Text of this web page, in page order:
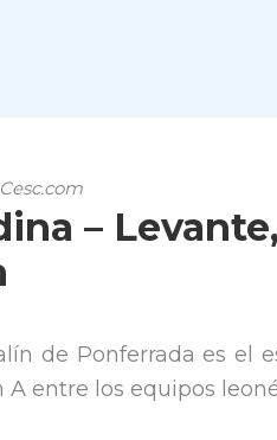
–
de Ponferrada es el
A entre los equipos